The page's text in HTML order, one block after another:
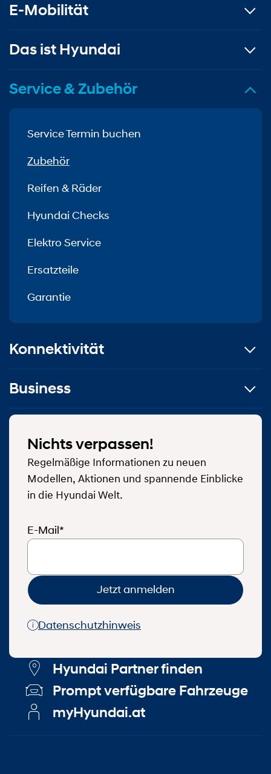
E-Mobilität
Das ist Hyundai
Service & Zubehör
Service Termin buchen
Zubehör
Reifen & Räder
Hyundai Checks
Elektro Service
Ersatzteile
Garantie
Konnektivität
Business
Nichts verpassen!
Regelmäßige Informationen zu neuen
Modellen, Aktionen und spannende Einblicke
in die Hyundai Welt.
E-Mail*
Jetzt anmelden
Datenschutzhinweis
Hyundai Partner finden
Prompt verfügbare Fahrzeuge
myHyundai.at